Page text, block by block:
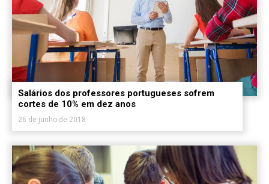
Salários dos professores portugueses sofrem
cortes de 10% em dez anos
26 de junho de 2018